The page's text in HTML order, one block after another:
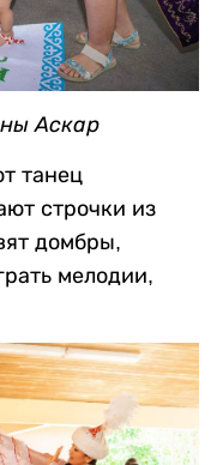
Аскар
танец
строчки из
домбры,
мелодии,